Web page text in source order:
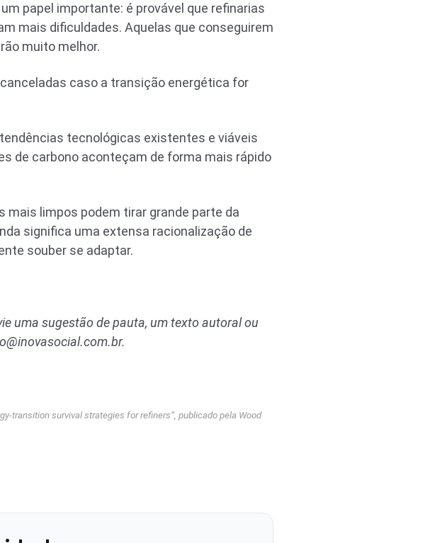
papel importante: é provável que refinarias
mais dificuldades. Aquelas que conseguirem
muito melhor.
caso a transição energética for
tecnológicas existentes e viáveis
de carbono aconteçam de forma mais rápido
limpos podem tirar grande parte da
significa uma extensa racionalização de
souber se adaptar.
uma sugestão de pauta, um texto autoral ou
.
transition survival strategies for refiners“, publicado pela Wood